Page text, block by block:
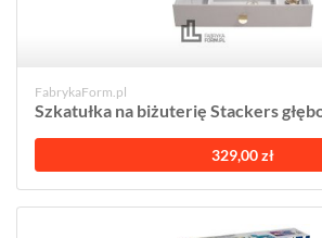
FabrykaForm.pl
Szkatułka na biżuterię Stackers
329,00 zł